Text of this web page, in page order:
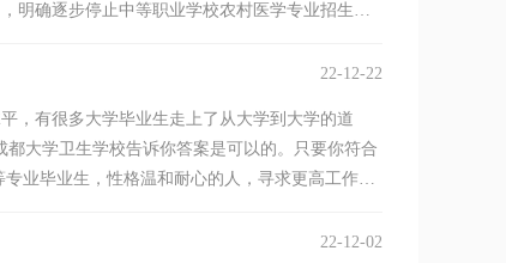
明确逐步停止中等职业学校农村医学专业招生，
22-12-22
，有很多大学毕业生走上了从大学到大学的道
大学卫生学校告诉你答案是可以的。只要你符合
毕业生，性格温和耐心的人，寻求更高工作平
22-12-02